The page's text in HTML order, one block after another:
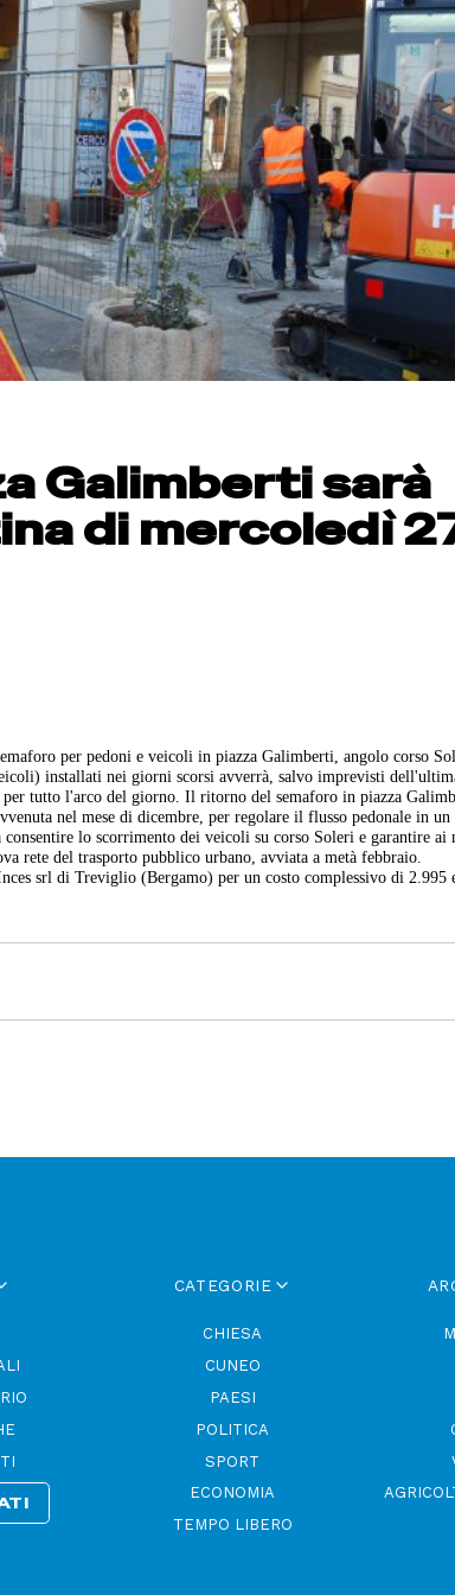
Galimberti sarà
di mercoledì
per pedoni e veicoli in piazza Galimberti, angolo corso
installati nei giorni scorsi avverrà, salvo imprevisti
tutto l'arco del giorno. Il ritorno del semaforo in piazza
nel mese di dicembre, per regolare il flusso pedonale in un
lo scorrimento dei veicoli su corso Soleri e garantire ai
rete del trasporto pubblico urbano, avviata a metà febbraio.
srl di Treviglio (Bergamo) per un costo complessivo di 2.995
CATEGORIE
CHIESA
CUNEO
PAESI
POLITICA
SPORT
ECONOMIA
TEMPO LIBERO